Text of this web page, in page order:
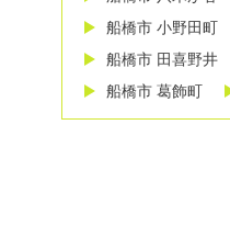
船橋市 小野田町
船橋市 田喜野井
船橋市 葛飾町